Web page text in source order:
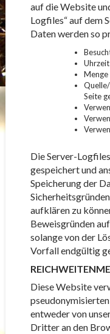
auf die Website
Logfiles“ auf dem
Daten werden so
Seite
Die Server-
gespeichert und
Speicherung der
aufklären zu
Beweisgründen
solange von der
Vorfall endgültig
Diese Website
entweder von
Dritter an den